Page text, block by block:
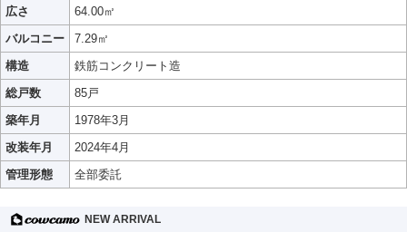
広さ
64.00㎡
バルコニー
7.29㎡
構造
鉄筋コンクリート造
総戸数
85戸
築年月
1978年3月
改装年月
2024年4月
管理形態
全部委託
NEW ARRIVAL